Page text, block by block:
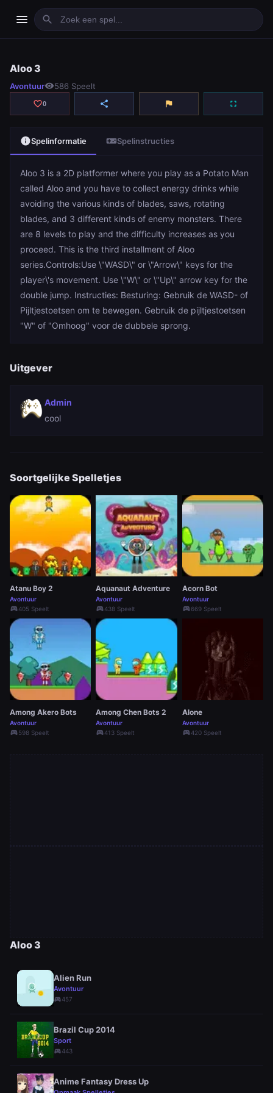
menu search
play_arrowSpelen
Aloo 3
Avontuurvisibility586 Speelt
favorite_border0 share flag fullscreen
infoSpelinformatie videogame_assetSpelinstructies
Aloo 3 is a 2D platformer where you play as a Potato Man
called Aloo and you have to collect energy drinks while
avoiding the various kinds of blades, saws, rotating
blades, and 3 different kinds of enemy monsters. There
are 8 levels to play and the difficulty increases as you
proceed. This is the third installment of Aloo
series.Controls:Use \"WASD\" or \"Arrow\" keys for the
player\'s movement. Use \"W\" or \"Up\" arrow key for the
double jump. Instructies: Besturing: Gebruik de WASD- of
Pijltjestoetsen om te bewegen. Gebruik de pijltjestoetsen
"W" of "Omhoog" voor de dubbele sprong.
Uitgever
Admin
cool
Soortgelijke Spelletjes
Atanu Boy 2
Avontuur
sports_esports405 Speelt
Aquanaut Adventure
Avontuur
sports_esports438 Speelt
Acorn Bot
Avontuur
sports_esports669 Speelt
Among Akero Bots
Avontuur
sports_esports598 Speelt
Among Chen Bots 2
Avontuur
sports_esports413 Speelt
Alone
Avontuur
sports_esports420 Speelt
Aloo 3
Alien Run
Avontuur
sports_esports457
Brazil Cup 2014
Sport
sports_esports443
Anime Fantasy Dress Up